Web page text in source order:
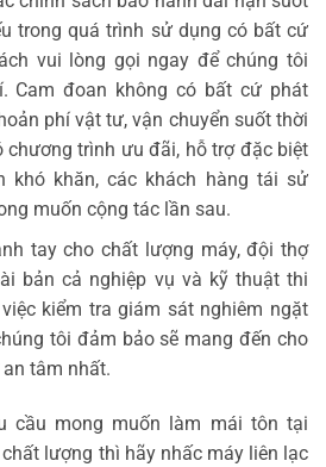
trong quá trình sử dụng có bất cứ
vui lòng gọi ngay để chúng tôi
Cam đoan không có bất cứ phát
phí vật tư, vận chuyển suốt thời
chương trình ưu đãi, hỗ trợ đặc biệt
khó khăn, các khách hàng tái sử
muốn cộng tác lần sau.
tay cho chất lượng máy, đội thợ
bản cả nghiệp vụ và kỹ thuật thi
kiểm tra giám sát nghiêm ngặt
tôi đảm bảo sẽ mang đến cho
tâm nhất.
cầu mong muốn làm mái tôn tại
lượng thì hãy nhấc máy liên lạc